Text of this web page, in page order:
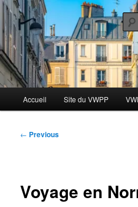
Skip
primary
contentBlog VWPP
Le blog des étudiants du Vassar-
Accueil Site du VWPP
Post
← Previous
Voyage en